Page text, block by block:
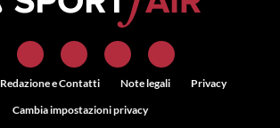
Redazione e Contatti Note legali
Privacy
Cambia impostazioni privacy